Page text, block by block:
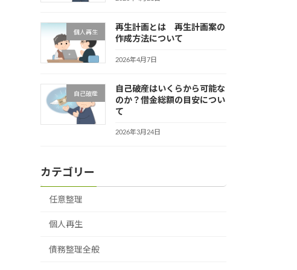
個人再生
再生計画とは 再生計画案の
作成方法について
2026年4月7日
自己破産
自己破産はいくらから可能な
のか？借金総額の目安につい
て
2026年3月24日
カテゴリー
任意整理
個人再生
債務整理全般